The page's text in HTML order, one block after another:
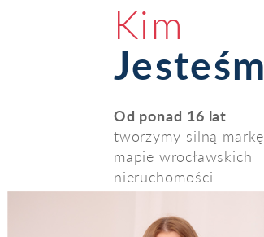
Kim
Od ponad 16 lat
tworzymy silną
mapie wrocławskich
nieruchomości